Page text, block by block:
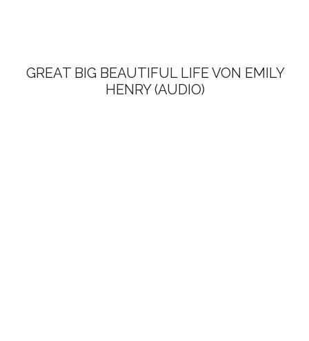
GREAT BIG BEAUTIFUL LIFE VON EMILY
HENRY (AUDIO)